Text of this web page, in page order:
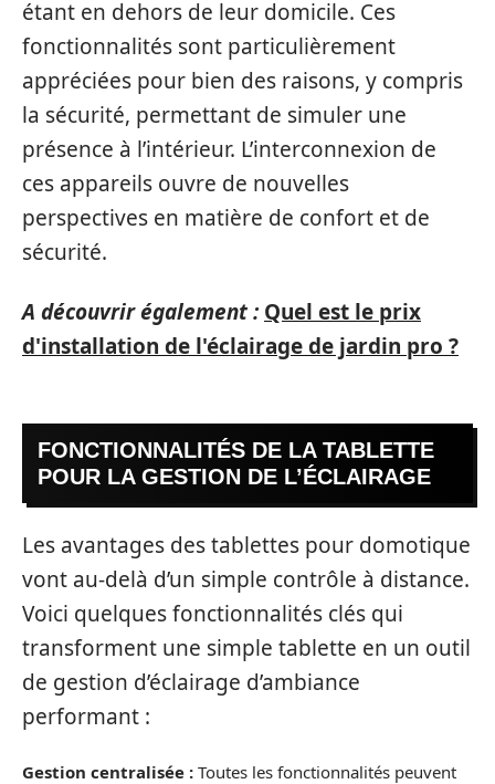
étant en dehors de leur domicile. Ces
fonctionnalités sont particulièrement
appréciées pour bien des raisons, y compris
la sécurité, permettant de simuler une
présence à l’intérieur. L’interconnexion de
ces appareils ouvre de nouvelles
perspectives en matière de confort et de
sécurité.
A découvrir également : Quel est le prix
d'installation de l'éclairage de jardin pro ?
FONCTIONNALITÉS DE LA TABLETTE
POUR LA GESTION DE L’ÉCLAIRAGE
Les avantages des tablettes pour domotique
vont au-delà d’un simple contrôle à distance.
Voici quelques fonctionnalités clés qui
transforment une simple tablette en un outil
de gestion d’éclairage d’ambiance
performant :
Gestion centralisée : Toutes les fonctionnalités peuvent